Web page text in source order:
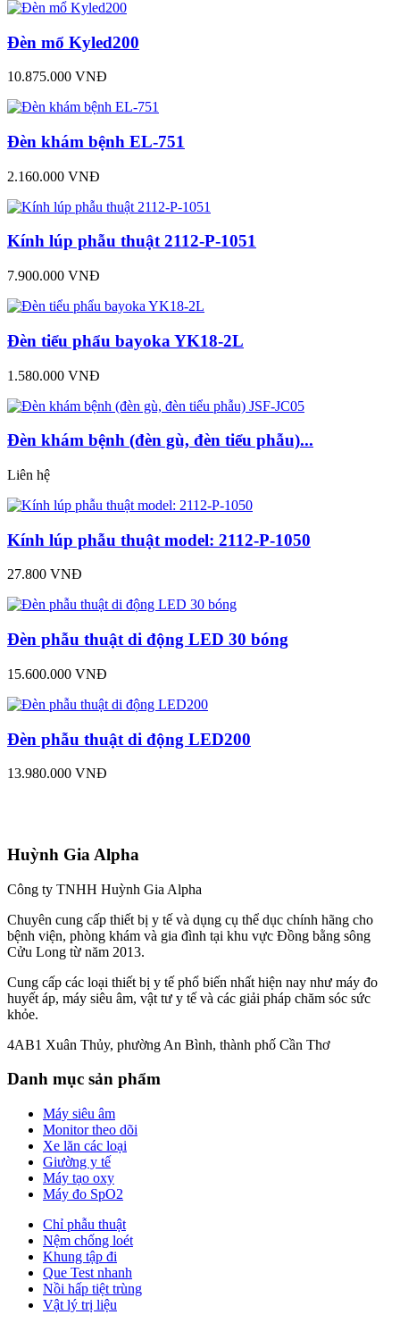
Đèn mổ Kyled200
10.875.000 VNĐ
Đèn khám bệnh EL-751
2.160.000 VNĐ
Kính lúp phẫu thuật 2112-P-1051
7.900.000 VNĐ
Đèn tiểu phẩu bayoka YK18-2L
1.580.000 VNĐ
Đèn khám bệnh (đèn gù, đèn tiểu phẫu)...
Liên hệ
Kính lúp phẫu thuật model: 2112-P-1050
27.800 VNĐ
Đèn phẫu thuật di động LED 30 bóng
15.600.000 VNĐ
Đèn phẫu thuật di động LED200
13.980.000 VNĐ
Huỳnh Gia Alpha
Công ty TNHH Huỳnh Gia Alpha
Chuyên cung cấp thiết bị y tế và dụng cụ thể dục chính hãng cho
bệnh viện, phòng khám và gia đình tại khu vực Đồng bằng sông
Cửu Long từ năm 2013.
Cung cấp các loại thiết bị y tế phổ biến nhất hiện nay như máy đo
huyết áp, máy siêu âm, vật tư y tế và các giải pháp chăm sóc sức
khỏe.
4AB1 Xuân Thủy, phường An Bình, thành phố Cần Thơ
Danh mục sản phẩm
Máy siêu âm
Monitor theo dõi
Xe lăn các loại
Giường y tế
Máy tạo oxy
Máy đo SpO2
Chỉ phẫu thuật
Nệm chống loét
Khung tập đi
Que Test nhanh
Nồi hấp tiệt trùng
Vật lý trị liệu